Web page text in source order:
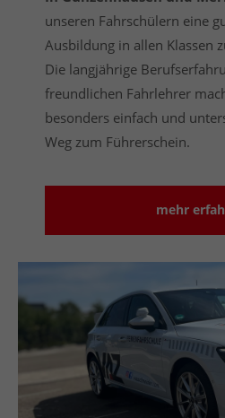
unseren Fahrschülern eine
Ausbildung in allen Klassen
Die langjährige
freundlichen Fahrlehrer
besonders einfach und
Weg zum Führerschein.
mehr